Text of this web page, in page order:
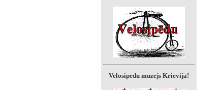
Velosipēdu muzejs Krievijā!